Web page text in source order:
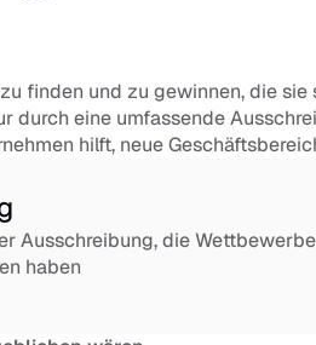
finden und zu gewinnen, die
eine umfassende
hilft, neue
Ausschreibung, die
haben